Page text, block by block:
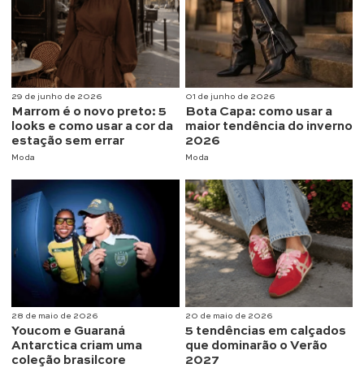
29 de junho de 2026
Marrom é o novo preto: 5
looks e como usar a cor da
estação sem errar
Moda
01 de junho de 2026
Bota Capa: como usar a
maior tendência do inverno
2026
Moda
28 de maio de 2026
Youcom e Guaraná
Antarctica criam uma
coleção brasilcore
20 de maio de 2026
5 tendências em calçados
que dominarão o Verão
2027